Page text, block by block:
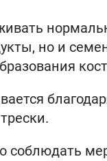
но и
соблюдать